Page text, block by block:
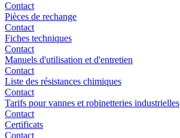
Contact
Pièces de rechange
Contact
Fiches techniques
Contact
Manuels d'utilisation et d'entretien
Contact
Liste des résistances chimiques
Contact
Tarifs pour vannes et robinetteries industrielles
Contact
Certificats
Contact